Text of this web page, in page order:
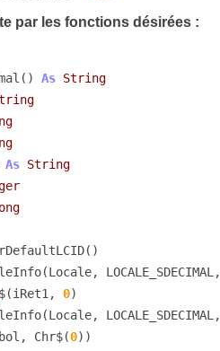
par les fonctions désirées :
As String
As String
0)
Chr$(
0))